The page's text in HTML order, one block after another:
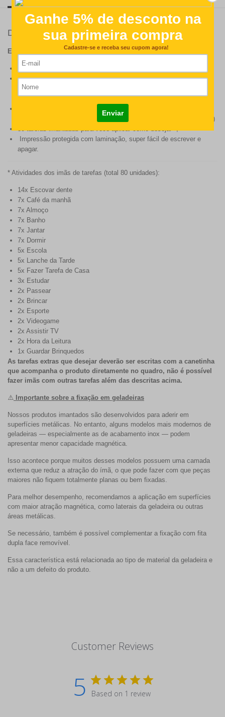
Detalhes
ESPECIFICAÇÕES DO PRODUTO:
Com fita dupla face (para fixar na parede) ou com imã (para
superfícies imantadas como por exemplo, para alguns modelos de
geladeiras/freezer);
Acompanha uma caneta pequena de ponta fina com mini apagador
na tampa; (durabilidade da tinta: máximo 30 dias após recebimento)
80 tarefas imantadas para você aplicar como desejar *;
Impressão protegida com laminação, super fácil de escrever e
apagar.
* Atividades dos imãs de tarefas (total 80 unidades):
14x Escovar dente
7x Café da manhã
7x Almoço
7x Banho
7x Jantar
7x Dormir
5x Escola
5x Lanche da Tarde
5x Fazer Tarefa de Casa
3x Estudar
2x Passear
2x Brincar
2x Esporte
2x Videogame
2x Assistir TV
2x Hora da Leitura
1x Guardar Brinquedos
As tarefas extras que desejar deverão ser escritas com a canetinha
que acompanha o produto diretamente no quadro, não é possível
fazer imãs com outras tarefas além das descritas acima.
⚠️ Importante sobre a fixação em geladeiras
Nossos produtos imantados são desenvolvidos para aderir em
superfícies metálicas. No entanto, alguns modelos mais modernos de
geladeiras — especialmente as de acabamento inox — podem
apresentar menor capacidade magnética.
Isso acontece porque muitos desses modelos possuem uma camada
externa que reduz a atração do ímã, o que pode fazer com que peças
maiores não fiquem totalmente planas ou bem fixadas.
Para melhor desempenho, recomendamos a aplicação em superfícies
com maior atração magnética, como laterais da geladeira ou outras
áreas metálicas.
Se necessário, também é possível complementar a fixação com fita
dupla face removível.
Essa característica está relacionada ao tipo de material da geladeira e
não a um defeito do produto.
Customer Reviews
5 Based on 1 review